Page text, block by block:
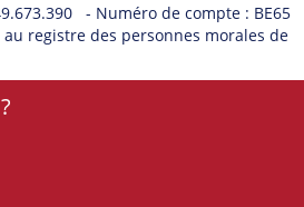
- Numéro de compte : BE65
registre des personnes morales de